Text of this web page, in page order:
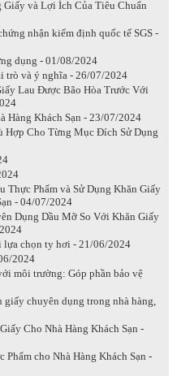
và Lợi Ích Của Tiêu Chuẩn
nhận kiểm định quốc tế SGS -
dụng - 01/08/2024
trò và ý nghĩa - 26/07/2024
Lau Được Bão Hòa Trước Với
Hàng Khách Sạn - 23/07/2024
Hợp Cho Từng Mục Đích Sử Dụng
Thực Phẩm và Sử Dụng Khăn Giấy
- 04/07/2024
Dụng Dầu Mỡ So Với Khăn Giấy
lựa chọn ty hơi - 21/06/2024
2024
môi trường: Góp phần bảo vệ
chuyên dụng trong nhà hàng,
Cho Nhà Hàng Khách Sạn -
cho Nhà Hàng Khách Sạn -